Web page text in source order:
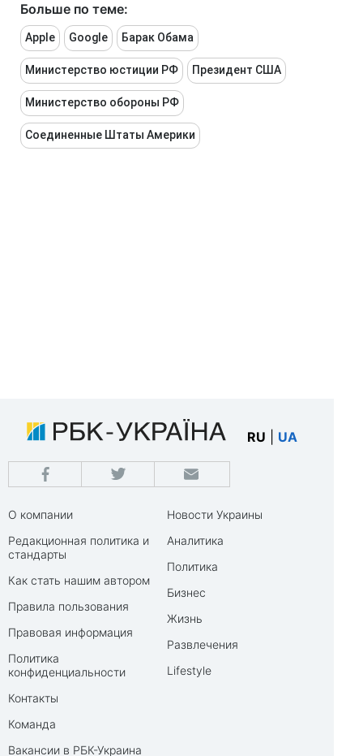
Больше по теме:
Apple Google Барак Обама
Министерство юстиции РФ Президент США
Министерство обороны РФ
Соединенные Штаты Америки
RU UA
О компании
Редакционная политика и
стандарты
Как стать нашим автором
Правила пользования
Правовая информация
Политика
конфиденциальности
Контакты
Команда
Вакансии в РБК-Украина
Новости Украины
Аналитика
Политика
Бизнес
Жизнь
Развлечения
Lifestyle